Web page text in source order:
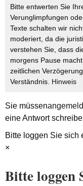
Bitte entwerten Sie
Verunglimpfungen
Texte schalten wir
moderiert, da die
verstehen Sie, dass
morgens Pause
zeitlichen
Verständnis. Hinweis
Sie müssen
eine Antwort
Bitte loggen Sie sich
×
Bitte loggen